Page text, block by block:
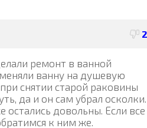
2
ремонт в ванной
ванну на душевую
снятии старой раковины
да и он сам убрал осколки.
довольны. Если все
к ним же.